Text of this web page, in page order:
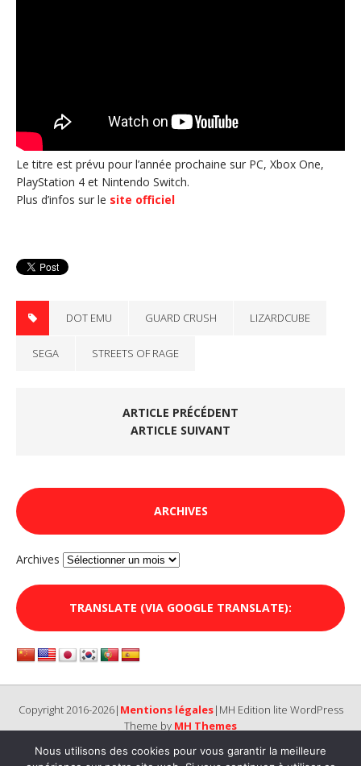
Le titre est prévu pour l’année prochaine sur PC, Xbox One,
PlayStation 4 et Nintendo Switch.
Plus d’infos sur le site officiel
DOT EMU GUARD CRUSH LIZARDCUBE
SEGA STREETS OF RAGE
ARTICLE PRÉCÉDENT
ARTICLE SUIVANT
ARCHIVES
Archives
TRANSLATE (VIA GOOGLE TRANSLATE):
Copyright 2016-2026| Mentions légales|MH Edition lite WordPress
Theme by MH Themes
Nous utilisons des cookies pour vous garantir la meilleure